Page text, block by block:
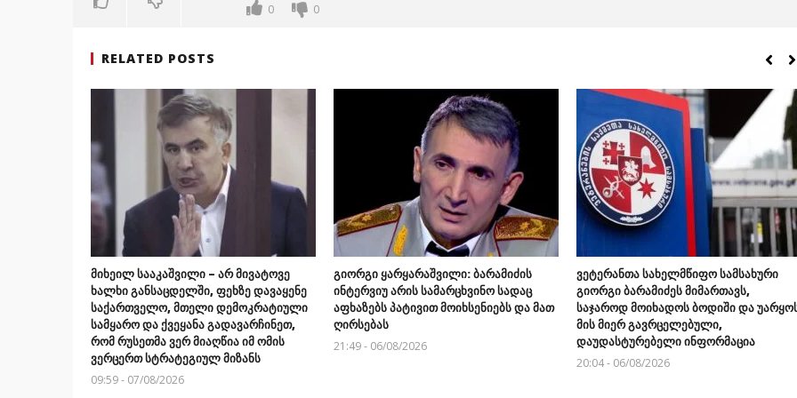
0 0
RELATED POSTS
მიხეილ სააკაშვილი – არ მივატოვე
ხალხი განსაცდელში, ფეხზე დავაყენე
საქართველო, მთელი დემოკრატიული
სამყარო და ქვეყანა გადავარჩინეთ,
რომ რუსეთმა ვერ მიაღწია იმ ომის
ვერცერთ სტრატეგიულ მიზანს
09:59 - 07/08/2026
გიორგი ყარყარაშვილი: ბარამიძის
ინტერვიუ არის სამარცხვინო სადაც
აფხაზებს პატივით მოიხსენიებს და მათ
ღირსებას
21:49 - 06/08/2026
ვეტერანთა სახელმწიფო სამსახური
გიორგი ბარამიძეს მიმართავს,
საჯაროდ მოიხადოს ბოდიში და
მის მიერ გავრცელებული,
დაუდასტურებელი ინფორმაცია
20:04 - 06/08/2026